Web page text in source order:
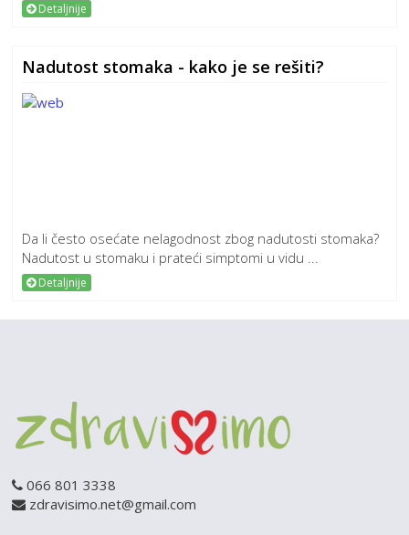
Detaljnije
Nadutost stomaka - kako je se rešiti?
Da li često osećate nelagodnost zbog nadutosti stomaka?
Nadutost u stomaku i prateći simptomi u vidu ...
Detaljnije
066 801 3338
zdravisimo.net@gmail.com